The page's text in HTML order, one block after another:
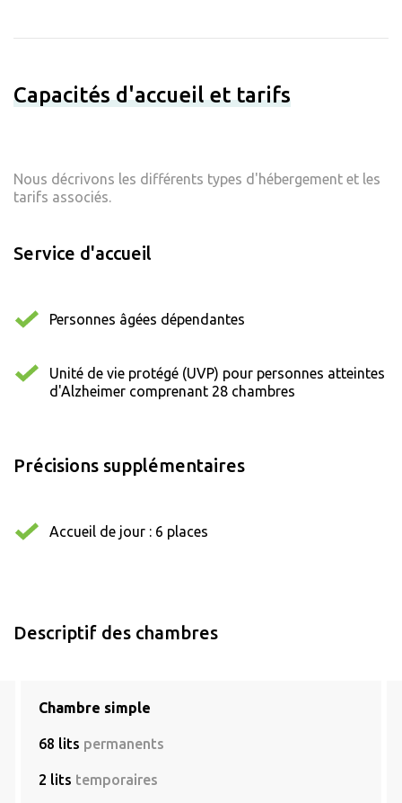
Capacités d'accueil et tarifs
Nous décrivons les différents types d'hébergement et les
tarifs associés.
Service d'accueil
Personnes âgées dépendantes
Unité de vie protégé (UVP) pour personnes atteintes
d'Alzheimer comprenant 28 chambres
Précisions supplémentaires
Accueil de jour : 6 places
Descriptif des chambres
Chambre simple
68 lits permanents
2 lits temporaires